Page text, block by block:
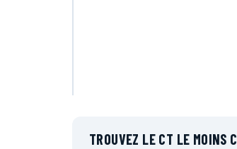
TROUVEZ LE CT LE MOINS